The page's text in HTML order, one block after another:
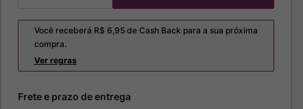
Você receberá R$ 6,95de Cash Back para a sua próxima
compra.
Ver regras